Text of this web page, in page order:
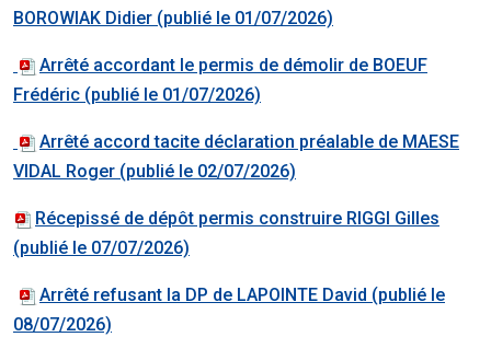
BOROWIAK Didier (publié le 01/07/2026)
Arrêté accordant le permis de démolir de BOEUF
Frédéric (publié le 01/07/2026)
Arrêté accord tacite déclaration préalable de MAESE
VIDAL Roger (publié le 02/07/2026)
Récepissé de dépôt permis construire RIGGI Gilles
(publié le 07/07/2026)
Arrêté refusant la DP de LAPOINTE David (publié le
08/07/2026)